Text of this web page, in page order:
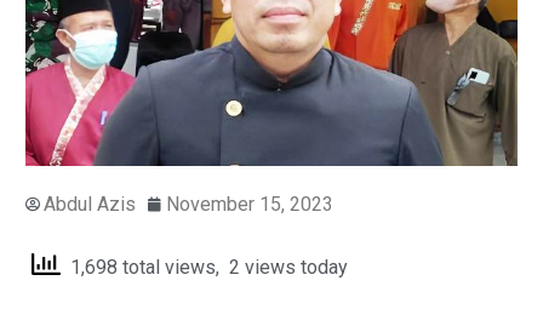
Abdul Azis November 15, 2023
1,698 total views, 2 views today